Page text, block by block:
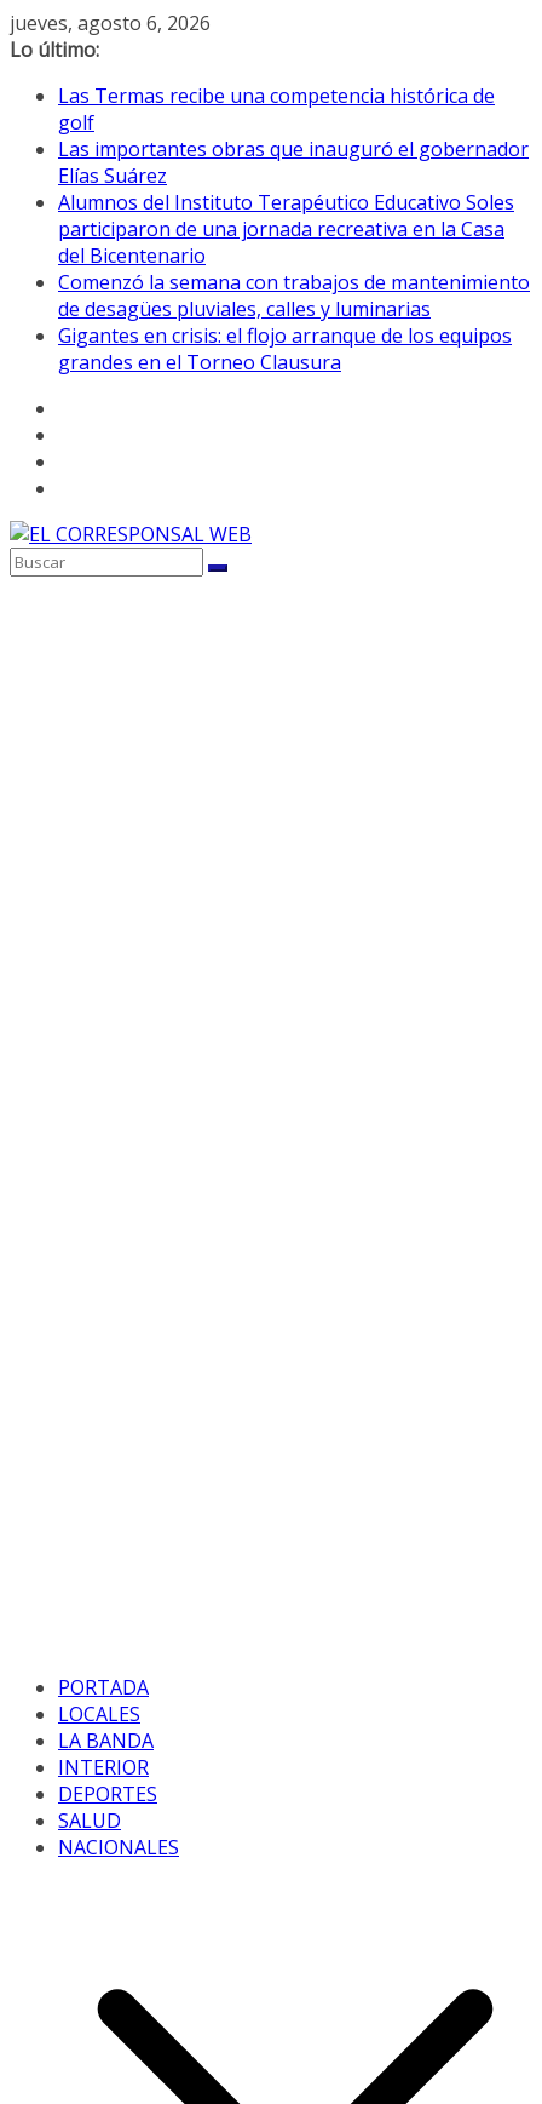
Saltar
al
jueves, agosto 6, 2026
Lo último:
Las Termas recibe una competencia histórica de
golf
Las importantes obras que inauguró el gobernador
Elías Suárez
Alumnos del Instituto Terapéutico Educativo Soles
participaron de una jornada recreativa en la Casa
del Bicentenario
Comenzó la semana con trabajos de mantenimiento
de desagües pluviales, calles y luminarias
Gigantes en crisis: el flojo arranque de los equipos
grandes en el Torneo Clausura
PORTADA
LOCALES
LA BANDA
INTERIOR
DEPORTES
SALUD
NACIONALES